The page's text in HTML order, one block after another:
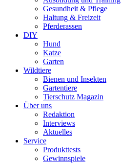
Gesundheit & Pflege
Haltung & Freizeit
Pferderassen
DIY
Hund
Katze
Garten
Wildtiere
Bienen und Insekten
Gartentiere
Tierschutz Magazin
Über uns
Redaktion
Interviews
Aktuelles
Service
Produkttests
Gewinnspiele